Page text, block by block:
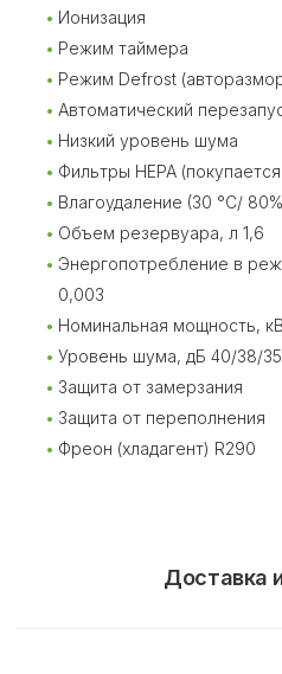
Ионизация
Режим таймера
Режим Defrost
Автоматический
Низкий уровень шума
Фильтры HEPA
Влагоудаление (30 °С/
Объем резервуара, л 1,6
Энергопотребление в
0,003
Номинальная мощность,
Уровень шума, дБ 40/38/35
Защита от замерзания
Защита от переполнения
Фреон (хладагент) R290
Доставка